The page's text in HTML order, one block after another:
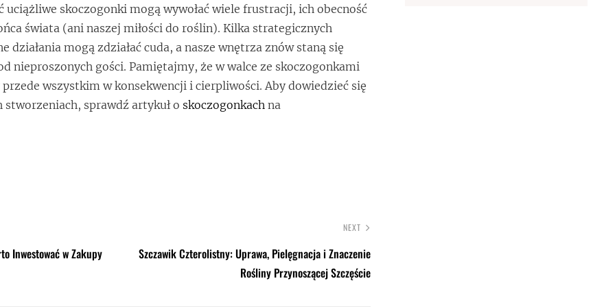
uciążliwe skoczogonki mogą wywołać wiele frustracji, ich obecność
świata (ani naszej miłości do roślin). Kilka strategicznych
działania mogą zdziałać cuda, a nasze wnętrza znów staną się
nieproszonych gości. Pamiętajmy, że w walce ze skoczogonkami
wszystkim w konsekwencji i cierpliwości. Aby dowiedzieć się
stworzeniach, sprawdź artykuł o skoczogonkach na
Inwestować w Zakupy
NEXT
Szczawik Czterolistny: Uprawa, Pielęgnacja i Znaczenie
Rośliny Przynoszącej Szczęście